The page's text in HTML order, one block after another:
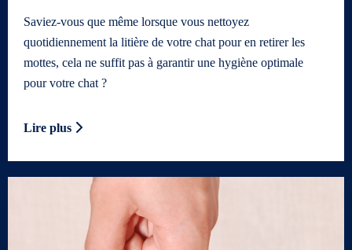
Saviez-vous que même lorsque vous nettoyez
quotidiennement la litière de votre chat pour en retirer les
mottes, cela ne suffit pas à garantir une hygiène optimale
pour votre chat ?
Lire plus